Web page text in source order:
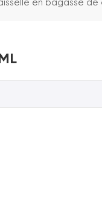
en bagasse de